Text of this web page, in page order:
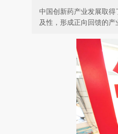
中国创新药产业发展取
及性，形成正向回馈的产